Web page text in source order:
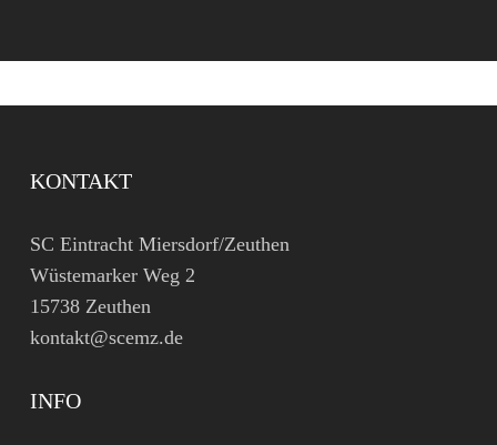
KONTAKT
SC Eintracht Miersdorf/Zeuthen
Wüstemarker Weg 2
15738 Zeuthen
kontakt@scemz.de
INFO